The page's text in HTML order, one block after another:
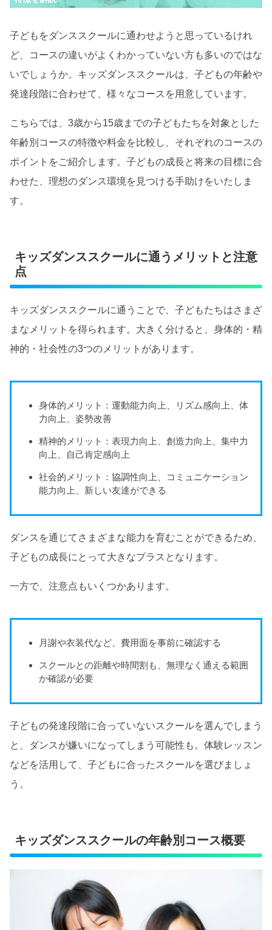
子どもをダンススクールに通わせようと思っているけれ
ど、コースの違いがよくわかっていない方も多いのではな
いでしょうか。キッズダンススクールは、子どもの年齢や
発達段階に合わせて、様々なコースを用意しています。
こちらでは、3歳から15歳までの子どもたちを対象とした
年齢別コースの特徴や料金を比較し、それぞれのコースの
ポイントをご紹介します。子どもの成長と将来の目標に合
わせた、理想のダンス環境を見つける手助けをいたしま
す。
キッズダンススクールに通うメリットと注意
点
キッズダンススクールに通うことで、子どもたちはさまざ
まなメリットを得られます。大きく分けると、身体的・精
神的・社会性の3つのメリットがあります。
身体的メリット：運動能力向上、リズム感向上、体
力向上、姿勢改善
精神的メリット：表現力向上、創造力向上、集中力
向上、自己肯定感向上
社会的メリット：協調性向上、コミュニケーション
能力向上、新しい友達ができる
ダンスを通じてさまざまな能力を育むことができるため、
子どもの成長にとって大きなプラスとなります。
一方で、注意点もいくつかあります。
月謝や衣装代など、費用面を事前に確認する
スクールとの距離や時間割も、無理なく通える範囲
か確認が必要
子どもの発達段階に合っていないスクールを選んでしまう
と、ダンスが嫌いになってしまう可能性も。体験レッスン
などを活用して、子どもに合ったスクールを選びましょ
う。
キッズダンススクールの年齢別コース概要